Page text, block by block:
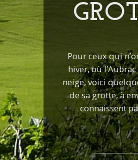
Pour ceux qui
hiver, où
neige, voici
de sa grotte, à
connaissent